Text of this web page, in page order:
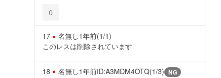
0
17 名無し1年前(1/1)
このレスは削除されています
18 名無し1年前ID:A3MDM4OTQ(1/3) NG